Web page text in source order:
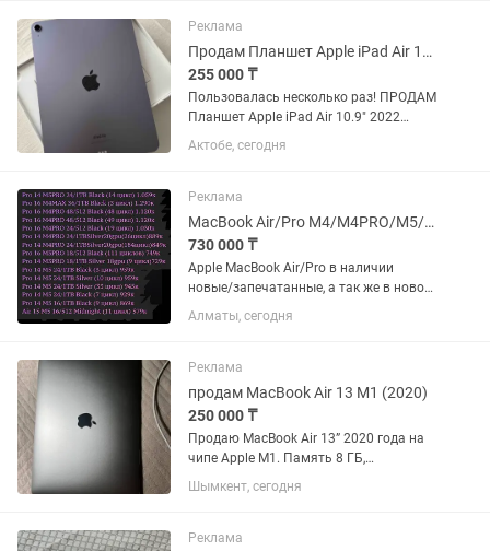
память: 8 ГБ - SSD-накопитель: 256 ГБ
-...
Реклама
Продам Планшет Apple iPad Air 10.9 2022 256Gb Purple
255 000 ₸
Пользовалась несколько раз! ПРОДАМ
Планшет Apple iPad Air 10.9" 2022
256Gb Purple, 100% состояние батареи,
коробка, документы, новое зарядное
Актобе, сегодня
Реклама
MacBook Air/Pro M4/M4PRO/M5/M5PRO
730 000 ₸
Apple MacBook Air/Pro в наличии
новые/запечатанные, а так же в новом
состоянии с минимальным
количеством циклов. Имеются модели
продукция. Рефки/восстановленные/
после...
Алматы, сегодня
Реклама
продам MacBook Air 13 M1 (2020)
250 000 ₸
Продаю MacBook Air 13” 2020 года на
чипе Apple M1. Память 8 ГБ,
накопитель 256 ГБ SSD. В комплекте:
коробка, оригинальный шнур (без
Шымкент, сегодня
Реклама